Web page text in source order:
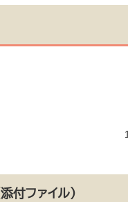
算額 1，085
正額
算額） 1，087
付ファイル）